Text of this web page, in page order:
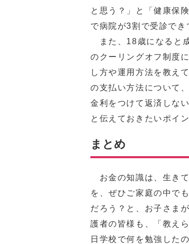
と思う？」と「健康保
で病院が3割で受診でき
また、18歳になると
のクーリングオフ制度
し方や運用方法を教え
の支払い方法について
金利をつけて返済しな
と伝えておきたいポイ
まとめ
お金の知識は、生き
を、ぜひご家庭の中で
だろう？と、お子さま
護者の皆様も、「教え
日学校で何を勉強した